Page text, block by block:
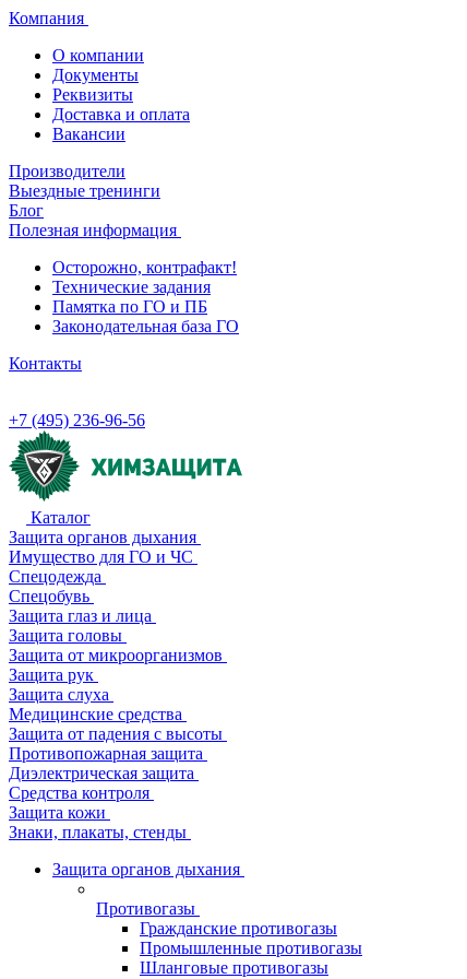
Компания
О компании
Документы
Реквизиты
Доставка и оплата
Вакансии
Производители
Выездные тренинги
Блог
Полезная информация
Осторожно, контрафакт!
Технические задания
Памятка по ГО и ПБ
Законодательная база ГО
Контакты
+7 (495) 236-96-56
Каталог
Защита органов дыхания
Имущество для ГО и ЧС
Спецодежда
Спецобувь
Защита глаз и лица
Защита головы
Защита от микроорганизмов
Защита рук
Защита слуха
Медицинские средства
Защита от падения с высоты
Противопожарная защита
Диэлектрическая защита
Средства контроля
Защита кожи
Знаки, плакаты, стенды
Защита органов дыхания
Противогазы
Гражданские противогазы
Промышленные противогазы
Шланговые противогазы